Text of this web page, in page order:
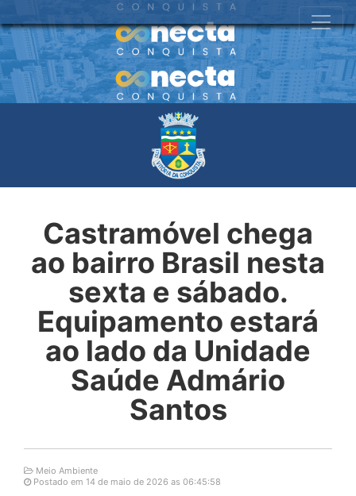
Castramóvel chega
ao bairro Brasil nesta
sexta e sábado.
Equipamento estará
ao lado da Unidade
Saúde Admário
Santos
Meio Ambiente
Postado em 14 de maio de 2026 as 06:45:58